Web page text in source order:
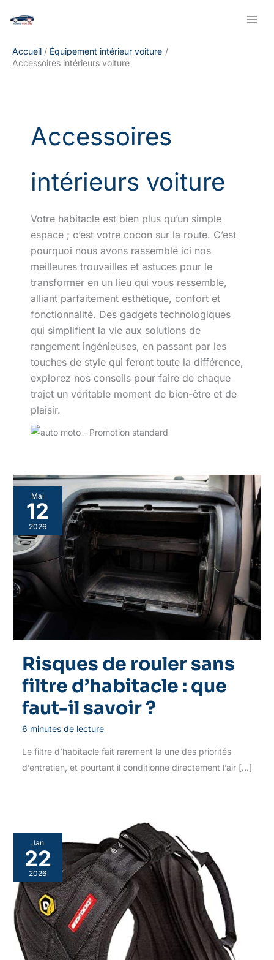
Accueil
Équipement intérieur voiture
Accessoires intérieurs voiture
Accessoires
intérieurs voiture
Votre habitacle est bien plus qu’un simple
espace ; c’est votre cocon sur la route. C’est
pourquoi nous avons rassemblé ici nos
meilleures trouvailles et astuces pour le
transformer en un lieu qui vous ressemble,
alliant parfaitement esthétique, confort et
fonctionnalité. Des gadgets technologiques
qui simplifient la vie aux solutions de
rangement ingénieuses, en passant par les
touches de style qui feront toute la différence,
explorez nos conseils pour faire de chaque
trajet un véritable moment de bien-être et de
plaisir.
Mai
12
2026
Risques de rouler sans
filtre d’habitacle : que
faut-il savoir ?
6 minutes de lecture
Le filtre d’habitacle fait rarement la une des priorités
d’entretien, et pourtant il conditionne directement l’air […]
Jan
22
2026